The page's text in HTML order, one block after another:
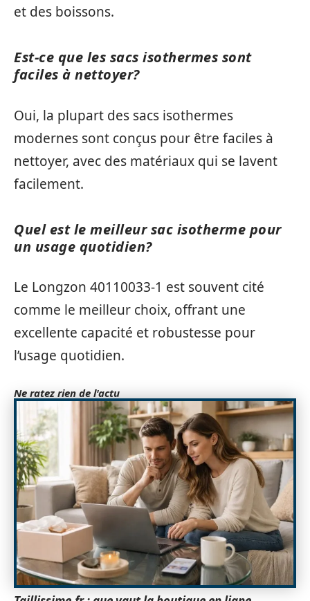
et des boissons.
Est-ce que les sacs isothermes sont
faciles à nettoyer?
Oui, la plupart des sacs isothermes
modernes sont conçus pour être faciles à
nettoyer, avec des matériaux qui se lavent
facilement.
Quel est le meilleur sac isotherme pour
un usage quotidien?
Le Longzon 40110033-1 est souvent cité
comme le meilleur choix, offrant une
excellente capacité et robustesse pour
l’usage quotidien.
Ne ratez rien de l'actu